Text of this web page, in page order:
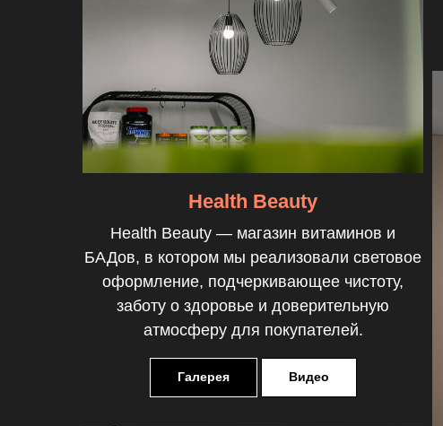
Health Beauty
Health Beauty — магазин витаминов и
БАДов, в котором мы реализовали световое
оформление, подчеркивающее чистоту,
заботу о здоровье и доверительную
атмосферу для покупателей.
Галерея Видео